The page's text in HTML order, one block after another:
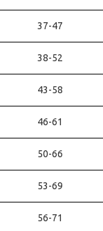
37-47
38-52
43-58
46-61
50-66
53-69
56-71